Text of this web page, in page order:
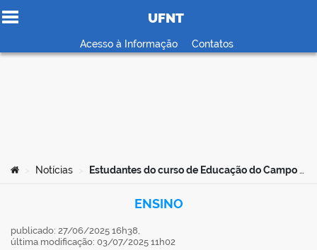
Ir para o conteúdo
UFNT
Acesso à Informação Contatos
Você está aqui:
Notícias Estudantes do curso de Educação do Campo – Artes realizam mostra musical com foco no ensino de música e saberes comunitários
ENSINO
publicado: 27/06/2025 16h38,
última modificação: 03/07/2025 11h02